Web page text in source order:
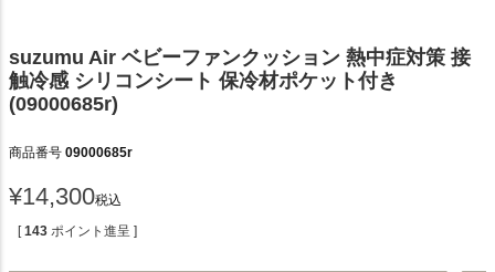
suzumu Air ベビーファンクッション 熱中症対策 接
触冷感 シリコンシート 保冷材ポケット付き
(09000685r)
商品番号 09000685r
¥14,300税込
[ 143 ポイント進呈 ]